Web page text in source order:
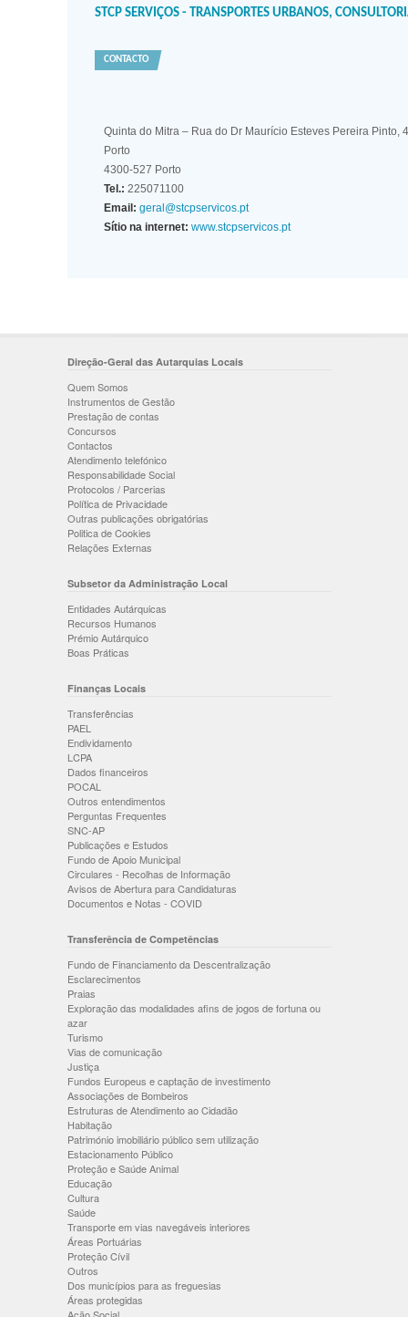
STCP SERVIÇOS - TRANSPORTES URBANOS,
CONTACTO
Quinta do Mitra – Rua do Dr Maurício Esteves Pereira Pinto,
Porto
4300-527 Porto
Tel.: 225071100
Email: geral@stcpservicos.pt
Sítio na internet: www.stcpservicos.pt
Direção-Geral das Autarquias Locais
Quem Somos
Instrumentos de Gestão
Prestação de contas
Concursos
Contactos
Atendimento telefónico
Responsabilidade Social
Protocolos / Parcerias
Política de Privacidade
Outras publicações obrigatórias
Politica de Cookies
Relações Externas
Subsetor da Administração Local
Entidades Autárquicas
Recursos Humanos
Prémio Autárquico
Boas Práticas
Finanças Locais
Transferências
PAEL
Endividamento
LCPA
Dados financeiros
POCAL
Outros entendimentos
Perguntas Frequentes
SNC-AP
Publicações e Estudos
Fundo de Apoio Municipal
Circulares - Recolhas de Informação
Avisos de Abertura para Candidaturas
Documentos e Notas - COVID
Transferência de Competências
Fundo de Financiamento da Descentralização
Esclarecimentos
Praias
Exploração das modalidades afins de jogos de fortuna ou
azar
Turismo
Vias de comunicação
Justiça
Fundos Europeus e captação de investimento
Associações de Bombeiros
Estruturas de Atendimento ao Cidadão
Habitação
Património imobiliário público sem utilização
Estacionamento Público
Proteção e Saúde Animal
Educação
Cultura
Saúde
Transporte em vias navegáveis interiores
Áreas Portuárias
Proteção Cívil
Outros
Dos municípios para as freguesias
Áreas protegidas